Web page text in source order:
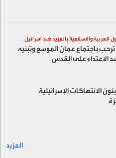
والاسلامية بالمزيد ضد اسرائيل
باجتماع عمان الموسع وتبنيه
الاعتداء على القدس
دول يدينون الانتهاكات الإسرائيلية
المزيد